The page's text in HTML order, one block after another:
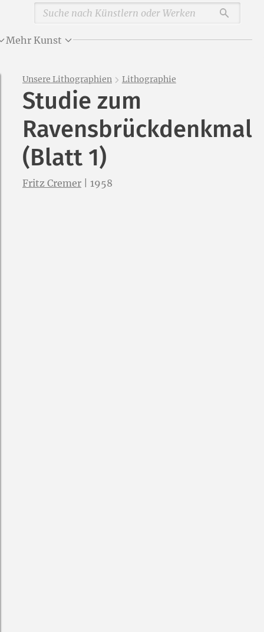
Mehr Kunst
Unsere Lithographien Lithographie
Studie zum
Ravensbrückdenkmal
(Blatt 1)
Fritz Cremer 1958